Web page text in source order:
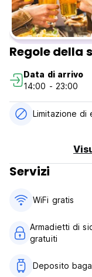
Generale:
Reception 24 ore su
Nessun coprifuoco.
Regole della
Data di arrivo
14:00 - 23:00
Limitazione di
Servizi
WiFi gratis
Armadietti di
gratuiti
Deposito